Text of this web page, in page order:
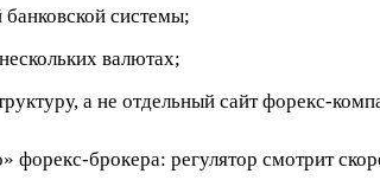
банковской системы;
валютах;
а не отдельный сайт форекс-
форекс-брокера: регулятор смотрит